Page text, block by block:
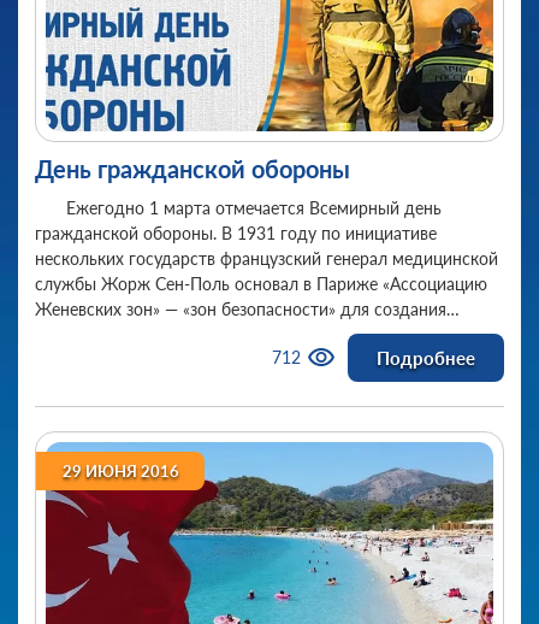
Новости ЖКХ Новости предприятий
Новости Республики Новости сайта
Образование Поздравления! Спорт
Твои люди, Менделеевск
Экстренные службы Юмор
День гражданской обороны
Ежегодно 1 марта отмечается Всемирный день
гражданской обороны. В 1931 году по инициативе
нескольких государств французский генерал медицинской
службы Жорж Сен-Поль основал в Париже «Ассоциацию
Женевских зон» — «зон безопасности» для создания
посредством двухсторонних и многосторонних
соглашений локальных зон безопасности во всех странах.
712 Подробнее
29 ИЮНЯ 2016